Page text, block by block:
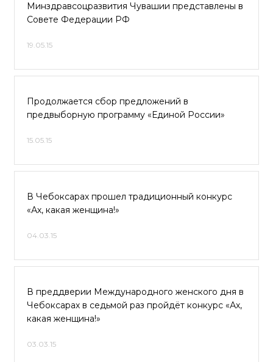
Минздравсоцразвития Чувашии представлены в
Совете Федерации РФ
19.05.15
Продолжается сбор предложений в
предвыборную программу «Единой России»
15.05.15
В Чебоксарах прошел традиционный конкурс
«Ах, какая женщина!»
04.03.15
В преддверии Международного женского дня в
Чебоксарах в седьмой раз пройдёт конкурс «Ах,
какая женщина!»
03.03.15